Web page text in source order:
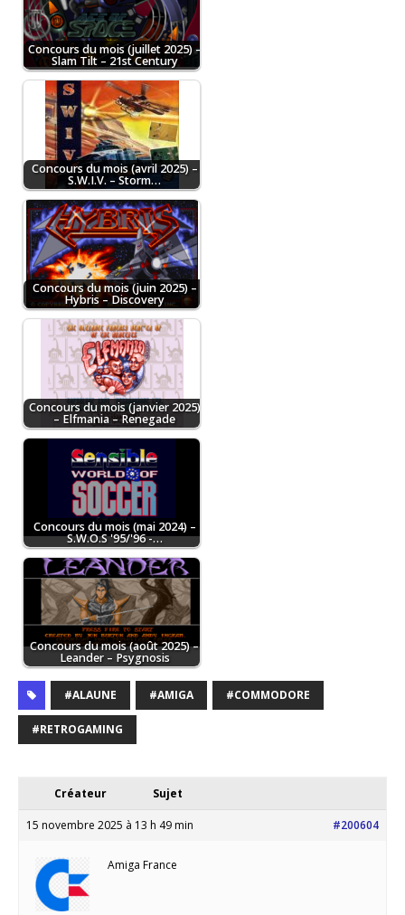
Concours du mois (juillet 2025) –
Slam Tilt – 21st Century
Concours du mois (avril 2025) –
S.W.I.V. – Storm…
Concours du mois (juin 2025) –
Hybris – Discovery
Concours du mois (janvier 2025)
– Elfmania – Renegade
Concours du mois (mai 2024) –
S.W.O.S '95/'96 -…
Concours du mois (août 2025) –
Leander – Psygnosis
#ALAUNE #AMIGA #COMMODORE
#RETROGAMING
Créateur Sujet
15 novembre 2025 à 13 h 49 min #200604
Amiga France